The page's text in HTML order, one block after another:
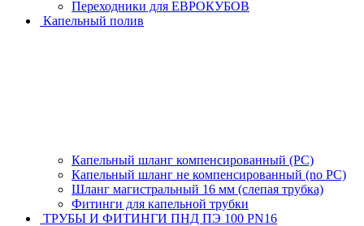
Переходники для ЕВРОКУБОВ
Капельный полив
Капельный шланг компенсированный (PC)
Капельный шланг не компенсированный (no PC)
Шланг магистральный 16 мм (слепая трубка)
Фитинги для капельной трубки
ТРУБЫ И ФИТИНГИ ПНД ПЭ 100 PN16